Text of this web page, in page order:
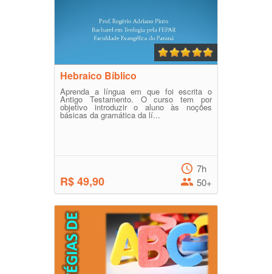
Hebraico Bíblico
Aprenda a língua em que foi escrita o
Antigo Testamento. O curso tem por
objetivo introduzir o aluno às noções
básicas da gramática da lí...
R$ 49,90
7h
50+